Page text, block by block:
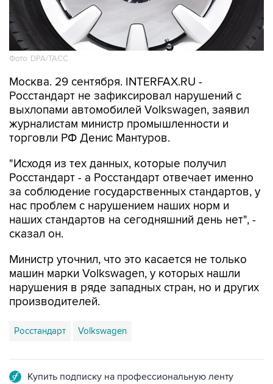
Фото: DPA/ТАСС
Москва. 29 сентября. INTERFAX.RU -
Росстандарт не зафиксировал нарушений с
выхлопами автомобилей Volkswagen, заявил
журналистам министр промышленности и
торговли РФ Денис Мантуров.
"Исходя из тех данных, которые получил
Росстандарт - а Росстандарт отвечает именно
за соблюдение государственных стандартов, у
нас проблем с нарушением наших норм и
наших стандартов на сегодняшний день нет", -
сказал он.
Министр уточнил, что это касается не только
машин марки Volkswagen, у которых нашли
нарушения в ряде западных стран, но и других
производителей.
Росстандарт Volkswagen
Купить подписку на профессиональную ленту